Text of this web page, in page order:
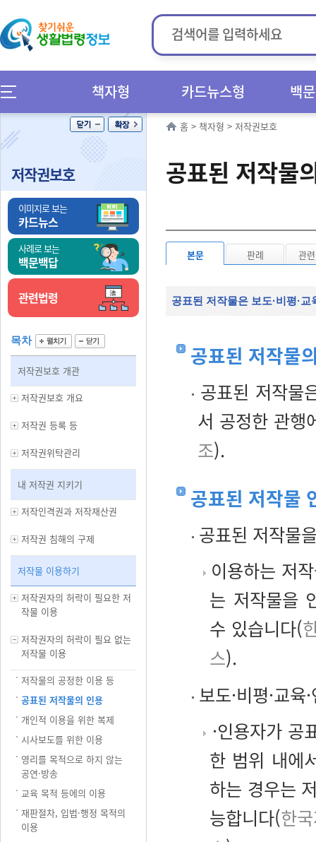
책자형 카드뉴스형 백
저작권보호
이미지로 보는
카드뉴스
사례로 보는
백문백답
관련법령
목차
저작권보호 개관
저작권보호 개요
저작권 등록 등
저작권위탁관리
내 저작권 지키기
저작인격권과 저작재산권
저작권 침해의 구제
저작물 이용하기
저작권자의 허락이 필요한 저
작물 이용
저작권자의 허락이 필요 없는
저작물 이용
저작물의 공정한 이용 등
공표된 저작물의 인용
개인적 이용을 위한 복제
시사보도를 위한 이용
영리를 목적으로 하지 않는
공연·방송
교육 목적 등에의 이용
재판절차, 입법·행정 목적의
이용
홈 > 책자형 > 저작권보호
공표된 저작물
본문 판례 관
공표된 저작물은 보도·비평·
공표된 저작물
공표된 저작물
서 공정한 관행
조).
공표된 저작물
공표된 저작물
이용하는 저
는 저작물을
수 있습니다(
스).
보도·비평·교
·인용자가 공
한 범위 내에
하는 경우는
능합니다(한